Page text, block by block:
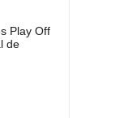
Play Off
de